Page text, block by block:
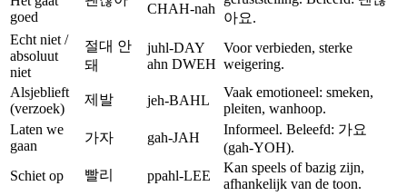
goed
CHAH-nah
아요.
Echt niet /
absoluut
niet
절대 안
돼
juhl-DAY
ahn DWEH
Voor verbieden, sterke
weigering.
Alsjeblieft
(verzoek)
제발 jeh-BAHL
Vaak emotioneel: smeken,
pleiten, wanhoop.
Laten we
gaan
가자 gah-JAH
Informeel. Beleefd: 가요
(gah-YOH).
Schiet op
빨리 ppahl-LEE
Kan speels of bazig zijn,
afhankelijk van de toon.